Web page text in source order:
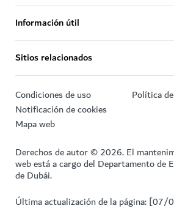
Información útil
Sitios relacionados
Condiciones de uso
Política
Notificación de cookies
Mapa web
Derechos de autor © 2026. El
web está a cargo del Departamento de
de Dubái.
Última actualización de la página: